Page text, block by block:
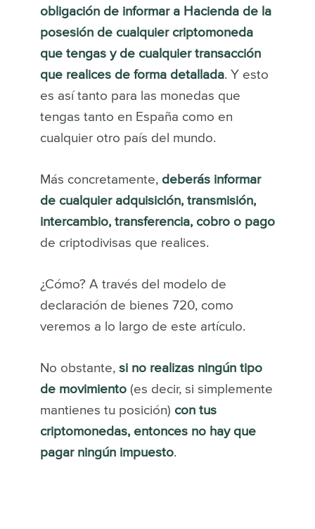
obligación de informar a Hacienda de la
posesión de cualquier criptomoneda
que tengas y de cualquier transacción
que realices de forma detallada. Y esto
es así tanto para las monedas que
tengas tanto en España como en
cualquier otro país del mundo.
Más concretamente, deberás informar
de cualquier adquisición, transmisión,
intercambio, transferencia, cobro o pago
de criptodivisas que realices.
¿Cómo? A través del modelo de
declaración de bienes 720, como
veremos a lo largo de este artículo.
No obstante, si no realizas ningún tipo
de movimiento(es decir, si simplemente
mantienes tu posición) con tus
criptomonedas, entonces no hay que
pagar ningún impuesto.